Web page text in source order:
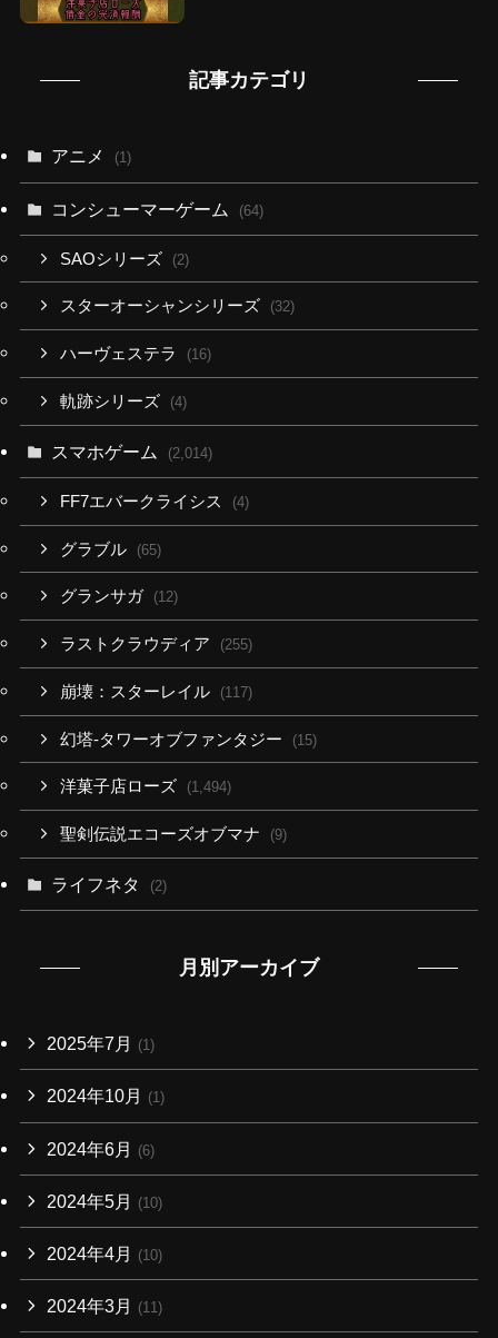
記事カテゴリ
アニメ (1)
コンシューマーゲーム (64)
SAOシリーズ (2)
スターオーシャンシリーズ (32)
ハーヴェステラ (16)
軌跡シリーズ (4)
スマホゲーム (2,014)
FF7エバークライシス (4)
グラブル (65)
グランサガ (12)
ラストクラウディア (255)
崩壊：スターレイル (117)
幻塔-タワーオブファンタジー (15)
洋菓子店ローズ (1,494)
聖剣伝説エコーズオブマナ (9)
ライフネタ (2)
月別アーカイブ
2025年7月 (1)
2024年10月 (1)
2024年6月 (6)
2024年5月 (10)
2024年4月 (10)
2024年3月 (11)